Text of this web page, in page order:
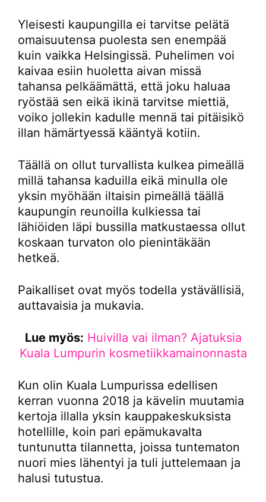
Yleisesti kaupungilla ei tarvitse pelätä
omaisuutensa puolesta sen enempää
kuin vaikka Helsingissä. Puhelimen voi
kaivaa esiin huoletta aivan missä
tahansa pelkäämättä, että joku haluaa
ryöstää sen eikä ikinä tarvitse miettiä,
voiko jollekin kadulle mennä tai pitäisikö
illan hämärtyessä kääntyä kotiin.
Täällä on ollut turvallista kulkea pimeällä
millä tahansa kaduilla eikä minulla ole
yksin myöhään iltaisin pimeällä täällä
kaupungin reunoilla kulkiessa tai
lähiöiden läpi bussilla matkustaessa ollut
koskaan turvaton olo pienintäkään
hetkeä.
Paikalliset ovat myös todella ystävällisiä,
auttavaisia ja mukavia.
Lue myös: Huivilla vai ilman? Ajatuksia
Kuala Lumpurin kosmetiikkamainonnasta
Kun olin Kuala Lumpurissa edellisen
kerran vuonna 2018 ja kävelin muutamia
kertoja illalla yksin kauppakeskuksista
hotellille, koin pari epämukavalta
tuntunutta tilannetta, joissa tuntematon
nuori mies lähentyi ja tuli juttelemaan ja
halusi tutustua.